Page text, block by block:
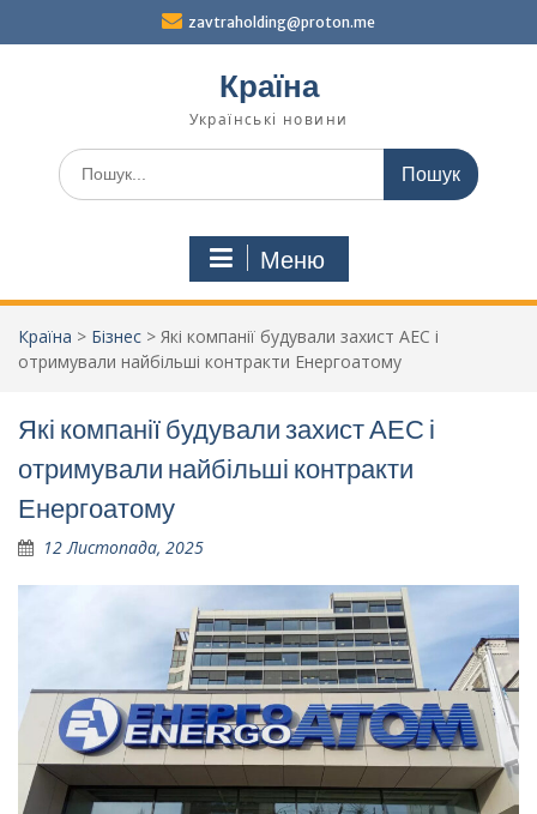
zavtraholding@proton.me
Країна
Українські новини
Шукати:
Меню
Країна > Бізнес > Які компанії будували захист АЕС і
отримували найбільші контракти Енергоатому
Які компанії будували захист АЕС і
отримували найбільші контракти
Енергоатому
12 Листопада, 2025